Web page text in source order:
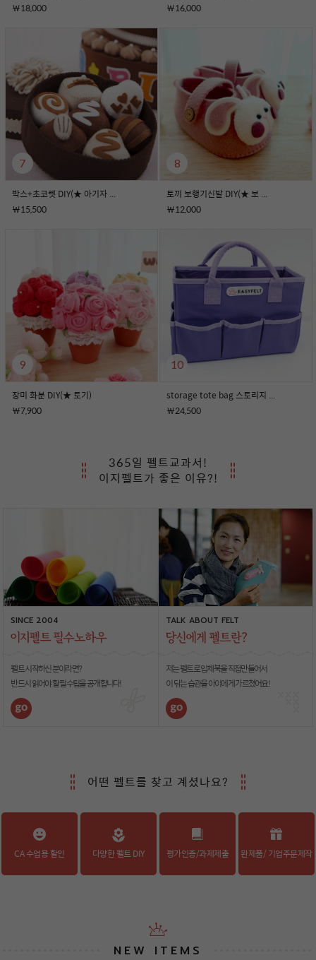
￦18,000
￦16,000
7
박스+초코렛 DIY(★ 아기자 ...
￦15,500
8
토끼 보행기신발 DIY(★ 보 ...
￦12,000
9
장미 화분 DIY(★ 토기)
￦7,900
10
storage tote bag 스토리지 ...
￦24,500
365일 펠트교과서!
이지펠트가 좋은 이유?!
SINCE 2004
펠트 시작하신 분이라면?
반드시 읽어야 할 필수팁을 공개합니다!
TALK ABOUT FELT
저는 펠트로 입체북을 직접만들어서
이 닦는 습관을 아이에게 가르쳤어요!
TALK ABOUT FELT
저는 펠트로 입체북을 직접만들어서
이 닦는 습관을 아이에게 가르쳤어요!
어떤 펠트를 찾고 계셨나요?
CA 수업용 할인 다양한 펠트 DIY 평가인증/과제제출 완제품/ 기업주문제작
NEW ITEMS